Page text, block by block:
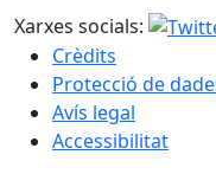
Xarxes socials:
Crèdits
Protecció de
Avís legal
Accessibilitat